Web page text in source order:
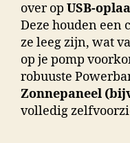
over op USB-
Deze houden een
ze leeg zijn, wat
op je pomp
robuuste
Zonnepaneel
volledig